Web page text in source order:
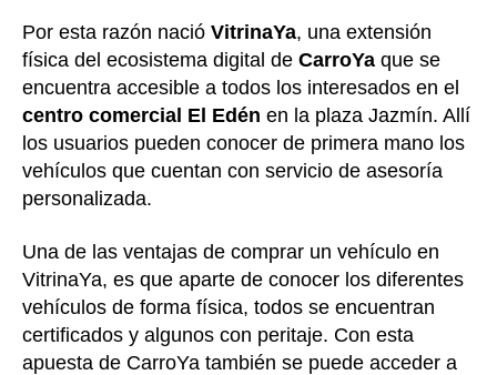
Por esta razón nació VitrinaYa, una extensión
física del ecosistema digital de CarroYa que se
encuentra accesible a todos los interesados en el
centro comercial El Edén en la plaza Jazmín. Allí
los usuarios pueden conocer de primera mano los
vehículos que cuentan con servicio de asesoría
personalizada.
Una de las ventajas de comprar un vehículo en
VitrinaYa, es que aparte de conocer los diferentes
vehículos de forma física, todos se encuentran
certificados y algunos con peritaje. Con esta
apuesta de CarroYa también se puede acceder a